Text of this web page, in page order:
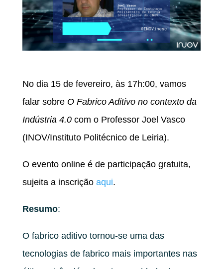
No dia 15 de fevereiro, às 17h:00, vamos
falar sobre O Fabrico Aditivo no contexto da
Indústria 4.0com o Professor Joel Vasco
(INOV/Instituto Politécnico de Leiria).
O evento online é de participação gratuita,
sujeita a inscrição aqui.
Resumo:
O fabrico aditivo tornou-se uma das
tecnologias de fabrico mais importantes nas